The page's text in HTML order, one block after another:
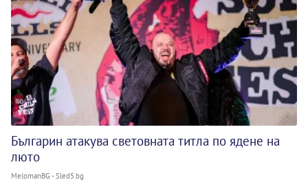
Българин атакува световната титла по ядене на
люто
MelomanBG - Sled5.bg